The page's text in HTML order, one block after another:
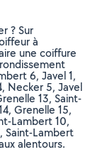
? Sur
à
une coiffure
6, Javel 1,
Necker 5, Javel
13, Saint-
Grenelle 15,
Lambert 10,
Saint-Lambert
alentours.